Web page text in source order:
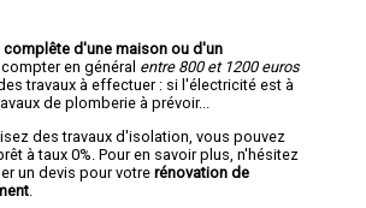
complête d'une maison ou d'un
compter en général entre 800 et 1200 euros
travaux à effectuer : si l'électricité est à
de plomberie à prévoir...
des travaux d'isolation, vous pouvez
à taux 0%. Pour en savoir plus, n'hésitez
un devis pour votre rénovation de